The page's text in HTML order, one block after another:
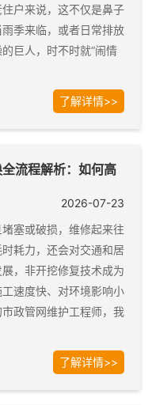
户来说，这不仅是鼻子
季来临，或者日常排放
巨人，时不时就“闹情
了解详情>>
流程解析：如何高
2026-07-23
塞或破损，维修起来往
耗力，还会对交通和居
，非开挖修复技术成为
速度快、对环境影响小
政管网维护工程师，我
了解详情>>